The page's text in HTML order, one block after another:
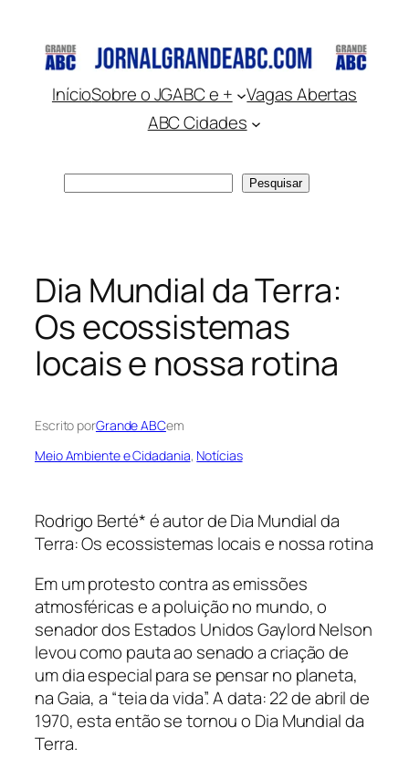
conteúdo
InícioSobre o JGABC e +
Vagas Abertas
ABC Cidades
Pesquisar
Dia Mundial da Terra:
Os ecossistemas
locais e nossa rotina
Escrito porGrande ABCem
Meio Ambiente e Cidadania, Notícias
Rodrigo Berté* é autor de Dia Mundial da
Terra: Os ecossistemas locais e nossa rotina
Em um protesto contra as emissões
atmosféricas e a poluição no mundo, o
senador dos Estados Unidos Gaylord Nelson
levou como pauta ao senado a criação de
um dia especial para se pensar no planeta,
na Gaia, a “teia da vida”. A data: 22 de abril de
1970, esta então se tornou o Dia Mundial da
Terra.